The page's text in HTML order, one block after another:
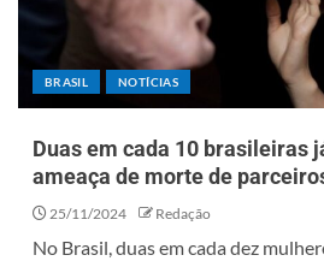
BRASIL NOTÍCIAS
Duas em cada 10 brasileiras
ameaça de morte de
25/11/2024 Redação
No Brasil, duas em cada dez